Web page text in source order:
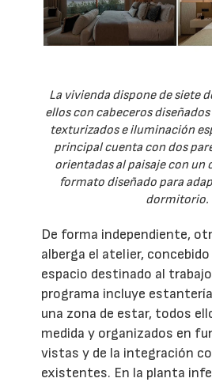
La vivienda dispone de siete
ellos con cabeceros
texturizados e iluminación
principal cuenta con dos
orientadas al paisaje con un
formato diseñado para
dormitorio.
De forma independiente,
alberga el atelier,
espacio destinado al
programa incluye
una zona de estar, todos
medida y organizados en
vistas y de la integración
existentes. En la planta